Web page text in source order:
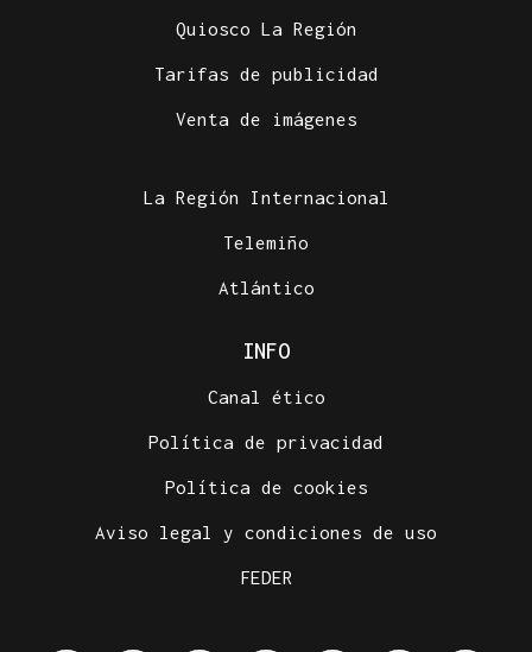
Quiosco La Región
Tarifas de publicidad
Venta de imágenes
La Región Internacional
Telemiño
Atlántico
INFO
Canal ético
Política de privacidad
Política de cookies
Aviso legal y condiciones de uso
FEDER